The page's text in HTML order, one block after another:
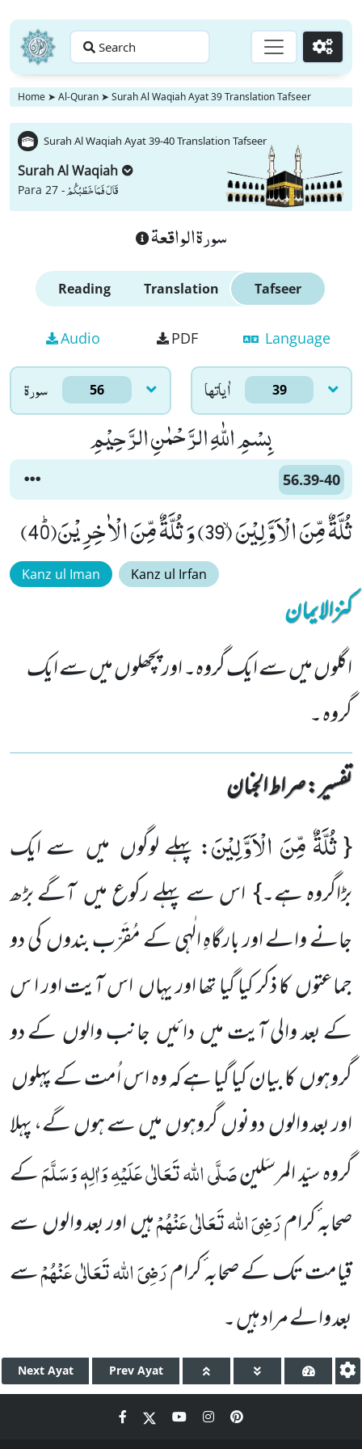
Search Go
Home ➤ Al-Quran ➤ Surah Al Waqiah Ayat 39 Translation Tafseer
Surah Al Waqiah Ayat 39-40 Translation Tafseer
Surah Al Waqiah
Para 27 -قَالَ فَمَا خَطْبُكُمْ
سورة الواقعة
Reading Translation Tafseer
Audio PDF Language
سورۃ 56 اٰياتها 39
بِسْمِ اللّٰهِ الرَّحْمٰنِ الرَّحِیْمِ
56.39-40
ثُلَّةٌ مِّنَ الْاَوَّلِیْنَۙ (39) وَ ثُلَّةٌ مِّنَ الْاٰخِرِیْنَﭤ(40)
Kanz ul Iman Kanz ul Irfan
کنزالایمان
اگلوں میں سے ایک گروہ۔ اور پچھلوں میں سے ایک
گروہ ۔
تفسیر : ‎صراط الجنان
{ثُلَّةٌ مِّنَ الْاَوَّلِیْنَ: پہلے لوگوں میں سے ایک
بڑاگروہ ہے۔} اس سے پہلے رکوع میں آگے بڑھ
جانے والے اور بارگاہِ الٰہی کے مُقَرّب بندوں کی دو
جماعتوں کا ذکر کیا گیا تھا اور یہاں اس آیت اور ا س
کے بعد والی آیت میں دائیں جانب والوں کے دو
گروہوں کا بیان کیا گیا ہے کہ وہ اس اُمت کے پہلوں
اور بعد والوں دونوں گروہوں میں سے ہوں گے، پہلا
گروہ سیّد المرسَلینصَلَّی اللہ تَعَالٰی عَلَیْہِ وَاٰلِہٖ وَسَلَّمَکے
صحابہ ٔکرامرَضِیَ اللہ تَعَالٰی عَنْہُمْہیں اور بعد والوں سے
قیامت تک کے صحابہ ٔکرامرَضِیَ اللہ تَعَالٰی عَنْہُمْسے
بعد والے مراد ہیں ۔
Next Ayat Prev Ayat